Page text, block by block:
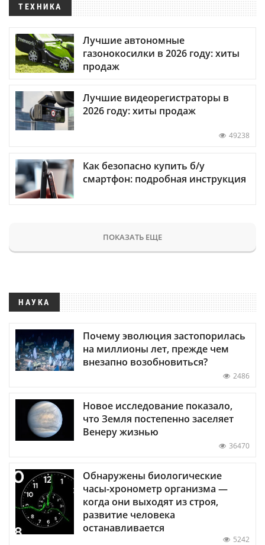
ТЕХНИКА
Лучшие автономные
газонокосилки в 2026 году: хиты
продаж
Лучшие видеорегистраторы в
2026 году: хиты продаж
49238
Как безопасно купить б/у
смартфон: подробная инструкция
ПОКАЗАТЬ ЕЩЕ
НАУКА
Почему эволюция застопорилась
на миллионы лет, прежде чем
внезапно возобновиться?
2486
Новое исследование показало,
что Земля постепенно заселяет
Венеру жизнью
36470
Обнаружены биологические
часы-хронометр организма —
когда они выходят из строя,
развитие человека
останавливается
5242